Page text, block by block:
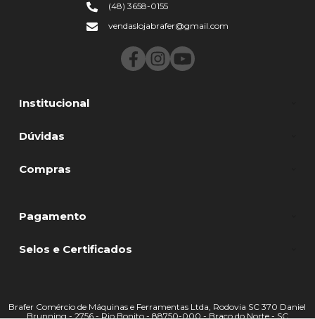
Institucional
Dúvidas
Compras
(48) 3658-0155
vendaslojabrafer@gmail.com
Pagamento
Selos e Certificados
Brafer Comércio de Máquinas e Ferramentas Ltda, Rodovia SC 370 Daniel
Brunning - 2756 - Rio Bonito - 88750-000 - Braço do Norte - SC